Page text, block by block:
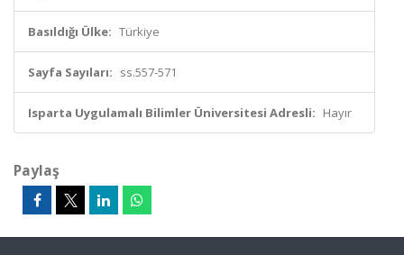
Basıldığı Ülke: Türkiye
Sayfa Sayıları: ss.557-571
Isparta Uygulamalı Bilimler Üniversitesi Adresli: Hayır
Paylaş